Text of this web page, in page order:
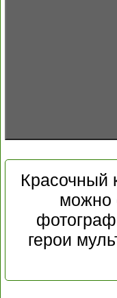
Красочный
можно
герои